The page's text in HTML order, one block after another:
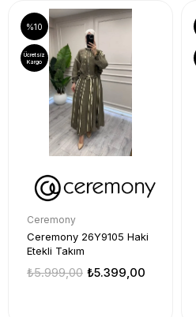
Ceremony
Ceremony 26Y9105 Haki
Etekli Takım
₺5.399,00
₺5.999,00
%10
Ücretsiz
Kargo